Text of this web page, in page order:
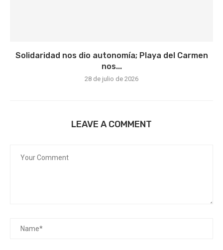
Solidaridad nos dio autonomía; Playa del Carmen
nos...
28 de julio de 2026
LEAVE A COMMENT